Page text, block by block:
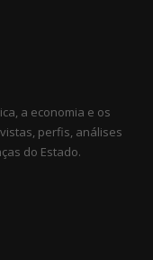
a economia e os
perfis, análises
do Estado.